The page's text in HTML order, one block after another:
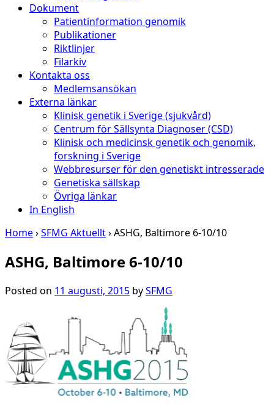
Dokument
Patientinformation genomik
Publikationer
Riktlinjer
Filarkiv
Kontakta oss
Medlemsansökan
Externa länkar
Klinisk genetik i Sverige (sjukvård)
Centrum för Sällsynta Diagnoser (CSD)
Klinisk och medicinsk genetik och genomik,
forskning i Sverige
Webbresurser för den genetiskt intresserade
Genetiska sällskap
Övriga länkar
In English
Home›SFMG Aktuellt›ASHG, Baltimore 6-10/10
ASHG, Baltimore 6-10/10
Posted on 11 augusti, 2015 bySFMG